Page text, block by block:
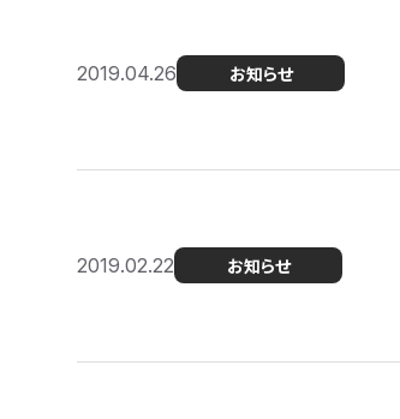
2019.04.26 お知らせ
2019.02.22 お知らせ